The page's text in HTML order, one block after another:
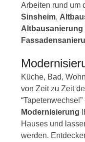
Arbeiten rund um
Sinsheim,
Altbausanierung
Küche, Bad,
von Zeit zu Zeit
Modernisierung
Hauses und
werden.